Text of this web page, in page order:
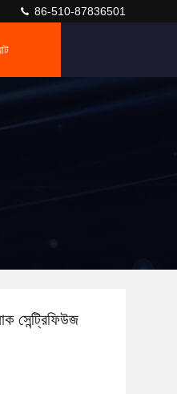
86-510-87836501
সেন্ট্রিফিউজ